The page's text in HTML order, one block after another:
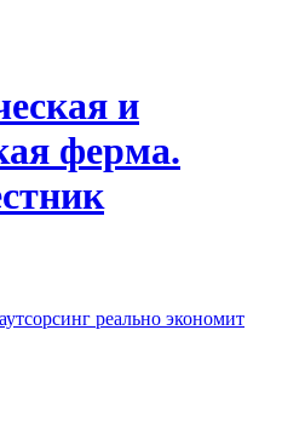
и
ферма.
реально экономит